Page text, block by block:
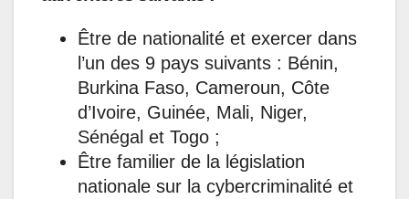
Être de nationalité et exercer dans
l’un des 9 pays suivants : Bénin,
Burkina Faso, Cameroun, Côte
d’Ivoire, Guinée, Mali, Niger,
Sénégal et Togo ;
Être familier de la législation
nationale sur la cybercriminalité et